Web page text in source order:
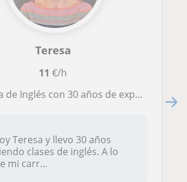
Teresa
11 €/h
Inglés con 30 años de experiencia
Teresa y llevo 30 años
clases de inglés. A lo
mi carr...